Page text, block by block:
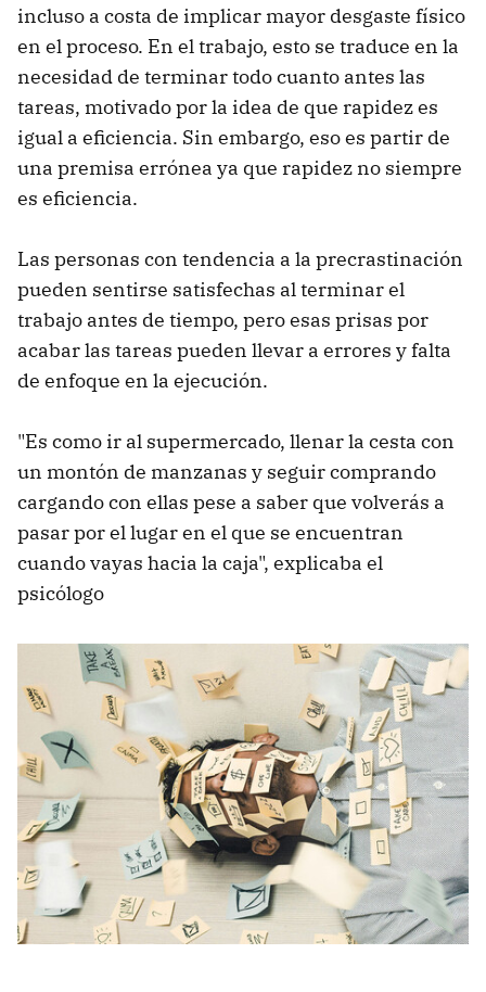
incluso a costa de implicar mayor desgaste físico
en el proceso. En el trabajo, esto se traduce en la
necesidad de terminar todo cuanto antes las
tareas, motivado por la idea de que rapidez es
igual a eficiencia. Sin embargo, eso es partir de
una premisa errónea ya que rapidez no siempre
es eficiencia.
Las personas con tendencia a la precrastinación
pueden sentirse satisfechas al terminar el
trabajo antes de tiempo, pero esas prisas por
acabar las tareas pueden llevar a errores y falta
de enfoque en la ejecución.
"Es como ir al supermercado, llenar la cesta con
un montón de manzanas y seguir comprando
cargando con ellas pese a saber que volverás a
pasar por el lugar en el que se encuentran
cuando vayas hacia la caja", explicaba el
psicólogo